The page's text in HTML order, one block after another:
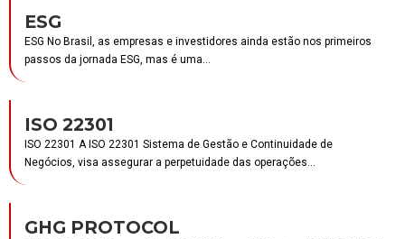
ESG
ESG No Brasil, as empresas e investidores ainda estão nos primeiros
passos da jornada ESG, mas é uma...
ISO 22301
ISO 22301 A ISO 22301 Sistema de Gestão e Continuidade de
Negócios, visa assegurar a perpetuidade das operações...
GHG PROTOCOL